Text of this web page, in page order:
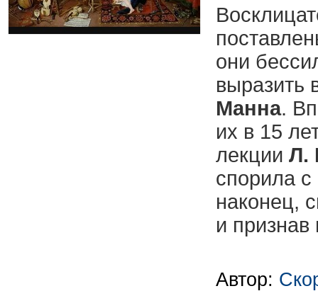
они
выразить
Манна.
их в 15
лекции Л.
спорила
наконец,
и признав
Автор: